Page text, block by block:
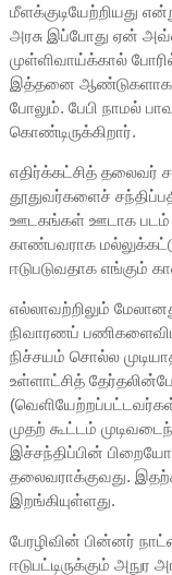
மீளக்குடியேற்றியது
அரசு இப்போது ஏன்
முள்ளிவாய்க்கால்
இத்தனை ஆண்டுகளாக
போலும். பேபி நாமல்
கொண்டிருக்கிறார்.
எதிர்க்கட்சித் தலைவர்
தூதுவர்களைச்
ஊடகங்கள் ஊடாக படம்
காண்பவராக
ஈடுபடுவதாக எங்கும்
எல்லாவற்றிலும்
நிவாரணப்
நிச்சயம் சொல்ல
உள்ளாட்சித்
முதற் கூட்டம்
இச்சந்திப்பின்
தலைவராக்குவது.
இறங்கியுள்ளது.
பேரழிவின் பின்னர்
ஈடுபட்டிருக்கும் அநுர